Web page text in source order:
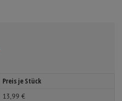
Preis je Stück
13,99 €